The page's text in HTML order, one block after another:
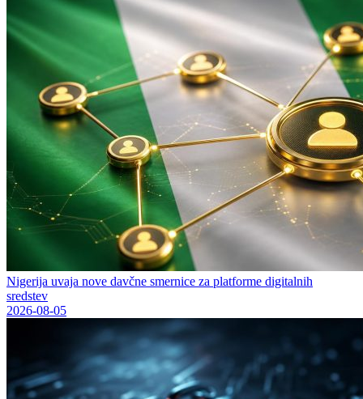
Nigerija uvaja nove davčne smernice za platforme digitalnih
sredstev
2026-08-05